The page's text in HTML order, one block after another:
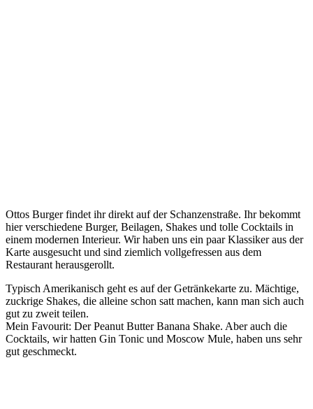
Ottos Burger findet ihr direkt auf der Schanzenstraße. Ihr bekommt
hier verschiedene Burger, Beilagen, Shakes und tolle Cocktails in
einem modernen Interieur. Wir haben uns ein paar Klassiker aus der
Karte ausgesucht und sind ziemlich vollgefressen aus dem
Restaurant herausgerollt.
Typisch Amerikanisch geht es auf der Getränkekarte zu. Mächtige,
zuckrige Shakes, die alleine schon satt machen, kann man sich auch
gut zu zweit teilen.
Mein Favourit: Der Peanut Butter Banana Shake. Aber auch die
Cocktails, wir hatten Gin Tonic und Moscow Mule, haben uns sehr
gut geschmeckt.